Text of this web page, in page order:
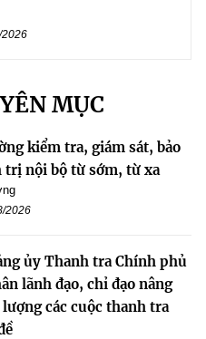
2026
MỤC
kiểm tra, giám sát, bảo
trị nội bộ từ sớm, từ xa
2026
ủy Thanh tra Chính phủ
lãnh đạo, chỉ đạo nâng
lượng các cuộc thanh tra